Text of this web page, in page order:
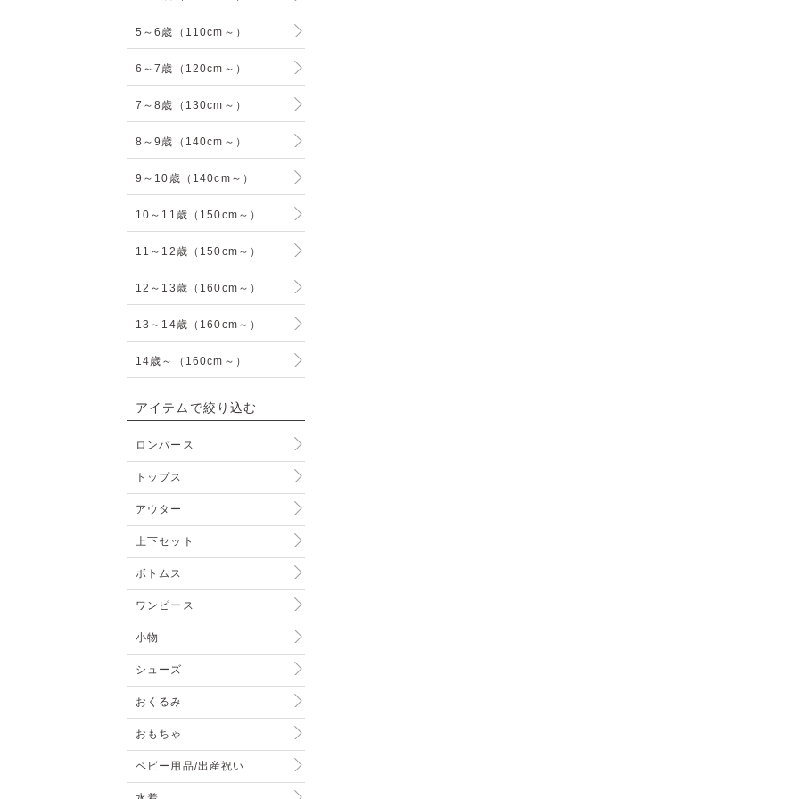
5～6歳（110cm～）
6～7歳（120cm～）
7～8歳（130cm～）
8～9歳（140cm～）
9～10歳（140cm～）
10～11歳（150cm～）
11～12歳（150cm～）
12～13歳（160cm～）
13～14歳（160cm～）
14歳～（160cm～）
アイテムで絞り込む
ロンパース
トップス
アウター
上下セット
ボトムス
ワンピース
小物
シューズ
おくるみ
おもちゃ
ベビー用品/出産祝い